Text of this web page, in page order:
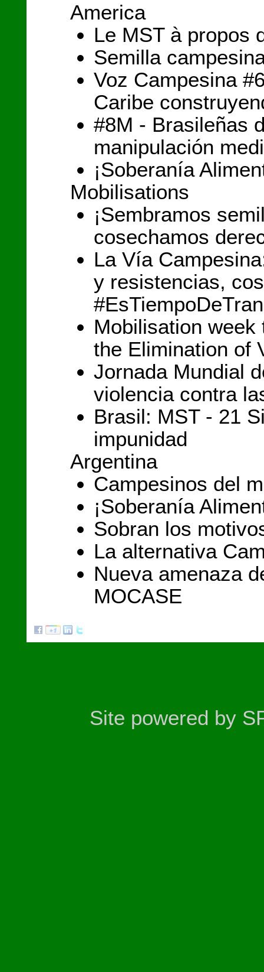
America
Le MST à propos
Semilla
Voz Campesina
Caribe
#8M - Brasileñas
manipulación
¡Soberanía
Mobilisations
¡Sembramos
cosechamos
La Vía
y resistencias,
Mobilisation
the Elimination of
Jornada Mundial
violencia contra
Brasil: MST - 21
impunidad
Argentina
Campesinos del
¡Soberanía
Sobran los
La alternativa
Nueva amenaza
MOCASE
Site powered by